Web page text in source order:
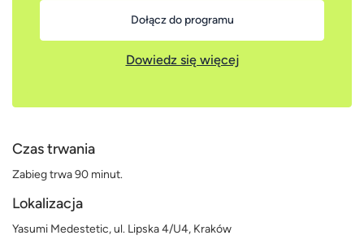
Dołącz do programu
Dowiedz się więcej
Czas trwania
Zabieg trwa 90 minut.
Lokalizacja
Yasumi Medestetic, ul. Lipska 4/U4, Kraków